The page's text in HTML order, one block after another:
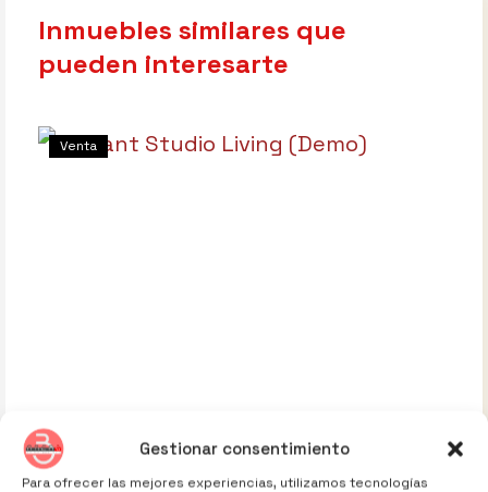
Gestionar consentimiento
Para ofrecer las mejores experiencias, utilizamos tecnologías
Inmuebles similares que
pueden interesarte
Venta